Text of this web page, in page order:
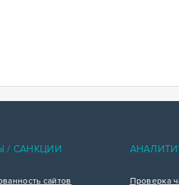
/ САНКЦИИ
сайтов Проверка